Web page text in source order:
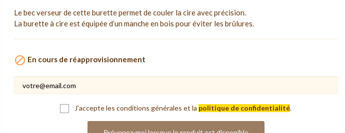
Le bec verseur de cette burette permet de couler la cire avec précision.
La burette à cire est équipée d’un manche en bois pour éviter les brûlures.
 En cours de réapprovisionnement
J'accepte les conditions générales et la politique de confidentialité.